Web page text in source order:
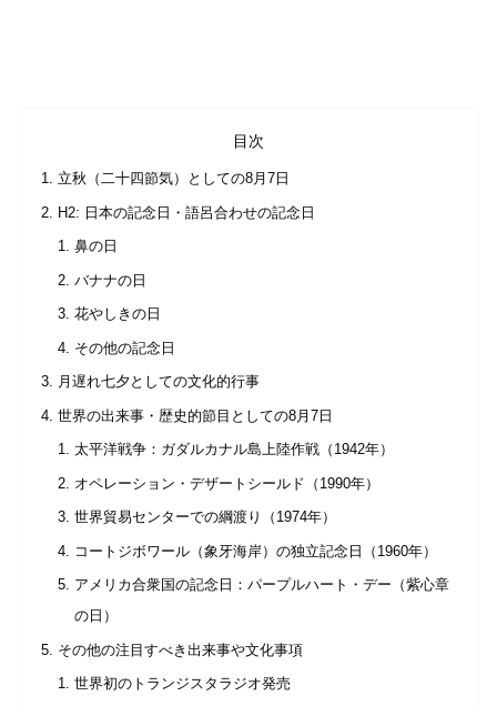
目次
立秋（二十四節気）としての8月7日
H2: 日本の記念日・語呂合わせの記念日
鼻の日
バナナの日
花やしきの日
その他の記念日
月遅れ七夕としての文化的行事
世界の出来事・歴史的節目としての8月7日
太平洋戦争：ガダルカナル島上陸作戦（1942年）
オペレーション・デザートシールド（1990年）
世界貿易センターでの綱渡り（1974年）
コートジボワール（象牙海岸）の独立記念日（1960年）
アメリカ合衆国の記念日：パープルハート・デー（紫心章
の日）
その他の注目すべき出来事や文化事項
世界初のトランジスタラジオ発売